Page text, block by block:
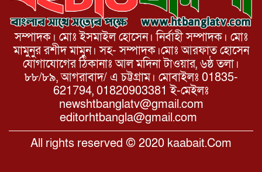
সম্পাদক। মোঃ ইসমাইল হোসেন। নির্বাহী সম্পাদক। মোঃ
মামুনুর রশীদ মামুন। সহ- সম্পাদক।মোঃ আরফাত হোসেন
যোগাযোগের ঠিকানাঃ আল মদিনা টাওয়ার, ৬ষ্ঠ তলা।
৮৮/৮৯, আগরাবাদ/ এ চট্টগ্রাম। মোবাইলঃ 01835-
621794, 01820903381 ই-মেইলঃ
newshtbanglatv@gmail.com
editorhtbangla@gmail.com
All rights reserved © 2020 kaabait.Com